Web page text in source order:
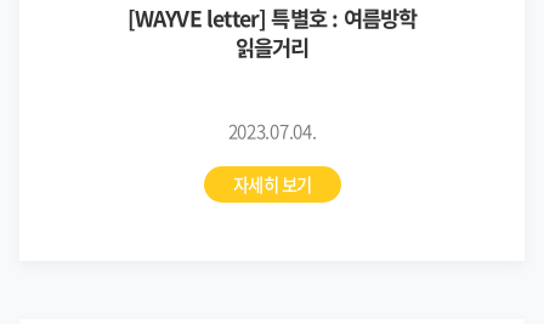
[WAYVE letter] 특별호 : 여름방학
읽을거리
2023.07.04.
자세히 보기